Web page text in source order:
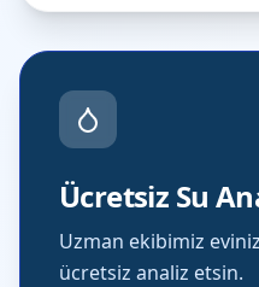
Ücretsiz Su
Uzman ekibimiz
ücretsiz analiz etsin.